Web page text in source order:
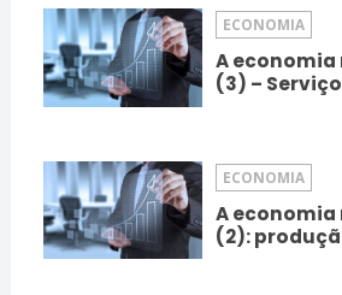
ECONOMIA
A
(3) –
ECONOMIA
A
(2):